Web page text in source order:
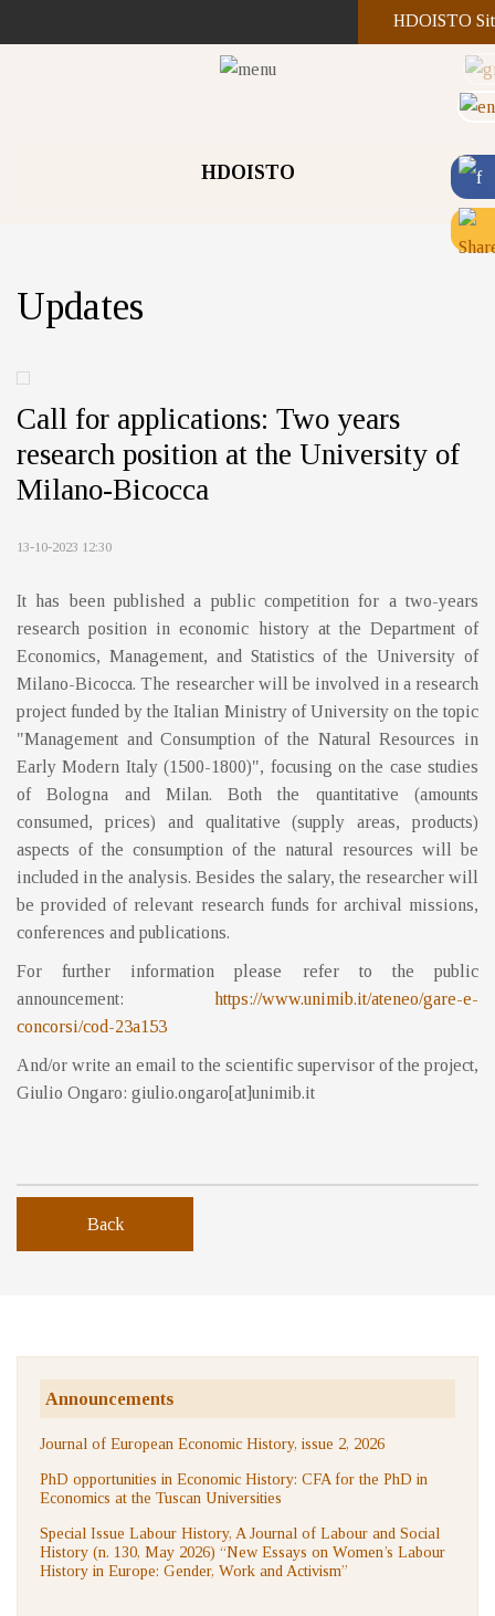
HDOISTO
HDOISTO
Updates
Call for applications: Two years
research position at the University of
Milano-Bicocca
13-10-2023 12:30
It has been published a public competition for a two-years
research position in economic history at the Department of
Economics, Management, and Statistics of the University of
Milano-Bicocca. The researcher will be involved in a research
project funded by the Italian Ministry of University on the topic
"Management and Consumption of the Natural Resources in
Early Modern Italy (1500-1800)", focusing on the case studies
of Bologna and Milan. Both the quantitative (amounts
consumed, prices) and qualitative (supply areas, products)
aspects of the consumption of the natural resources will be
included in the analysis. Besides the salary, the researcher will
be provided of relevant research funds for archival missions,
conferences and publications.
For further information please refer to the public
announcement: https://www.unimib.it/ateneo/gare-e-
concorsi/cod-23a153
And/or write an email to the scientific supervisor of the project,
Giulio Ongaro: giulio.ongaro[at]unimib.it
Back
Announcements
Journal of European Economic History, issue 2, 2026
PhD opportunities in Economic History: CFA for the PhD in
Economics at the Tuscan Universities
Special Issue Labour History, A Journal of Labour and Social
History (n. 130, May 2026) “New Essays on Women’s Labour
History in Europe: Gender, Work and Activism”